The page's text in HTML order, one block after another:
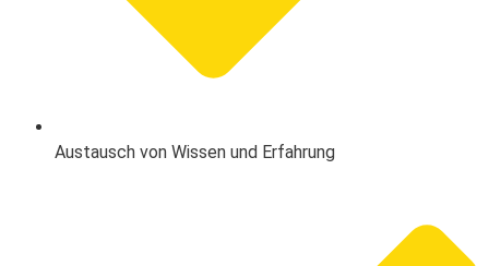
Austausch von Wissen und Erfahrung